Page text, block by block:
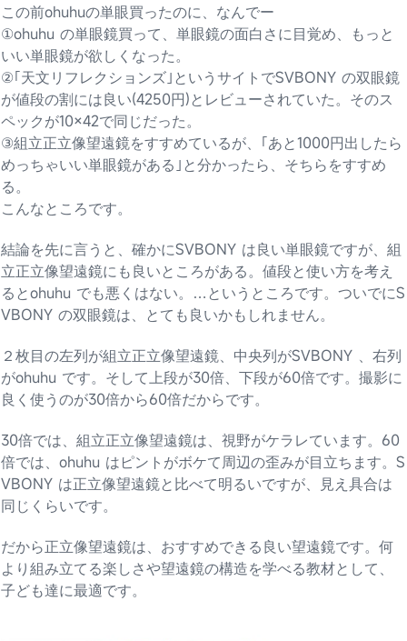
この前ohuhuの単眼買ったのに、なんでー
①ohuhu の単眼鏡買って、単眼鏡の面白さに目覚め、もっと
いい単眼鏡が欲しくなった。
②｢天文リフレクションズ｣というサイトでSVBONY の双眼鏡
が値段の割には良い(4250円)とレビューされていた。そのス
ペックが10×42で同じだった。
③組立正立像望遠鏡をすすめているが、｢あと1000円出したら
めっちゃいい単眼鏡がある｣と分かったら、そちらをすすめ
る。
こんなところです。
結論を先に言うと、確かにSVBONY は良い単眼鏡ですが、組
立正立像望遠鏡にも良いところがある。値段と使い方を考え
るとohuhu でも悪くはない。…というところです。ついでにS
VBONY の双眼鏡は、とても良いかもしれません。
２枚目の左列が組立正立像望遠鏡、中央列がSVBONY 、右列
がohuhu です。そして上段が30倍、下段が60倍です。撮影に
良く使うのが30倍から60倍だからです。
30倍では、組立正立像望遠鏡は、視野がケラレています。60
倍では、ohuhu はピントがボケて周辺の歪みが目立ちます。S
VBONY は正立像望遠鏡と比べて明るいですが、見え具合は
同じくらいです。
だから正立像望遠鏡は、おすすめできる良い望遠鏡です。何
より組み立てる楽しさや望遠鏡の構造を学べる教材として、
子ども達に最適です。